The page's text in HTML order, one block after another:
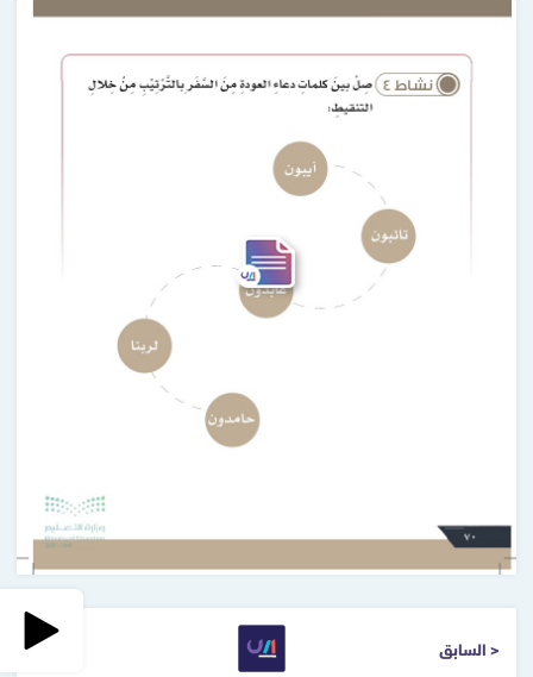
< السابق التالي >